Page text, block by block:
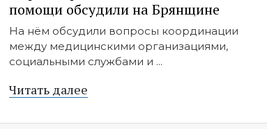
помощи обсудили на Брянщине
На нём обсудили вопросы координации
между медицинскими организациями,
социальными службами и ...
Читать далее